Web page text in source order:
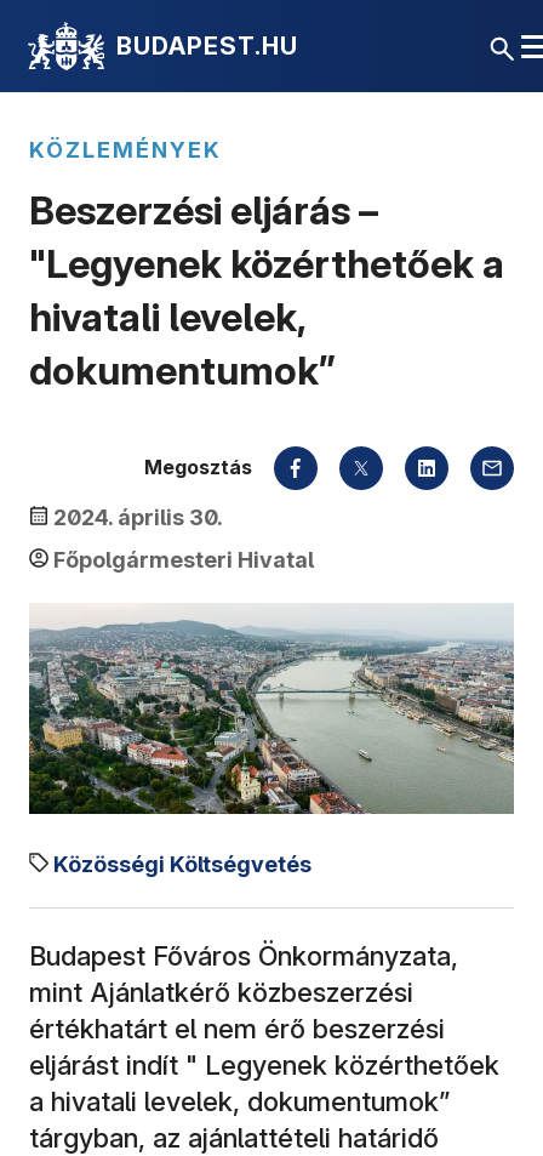
BUDAPEST.HU
KÖZLEMÉNYEK
Beszerzési eljárás –
"Legyenek közérthetőek a
hivatali levelek,
dokumentumok”
2024. április 30.
Főpolgármesteri Hivatal
Közösségi Költségvetés
Megosztás
Budapest Főváros Önkormányzata,
mint Ajánlatkérő közbeszerzési
értékhatárt el nem érő beszerzési
eljárást indít " Legyenek közérthetőek
a hivatali levelek, dokumentumok”
tárgyban, az ajánlattételi határidő